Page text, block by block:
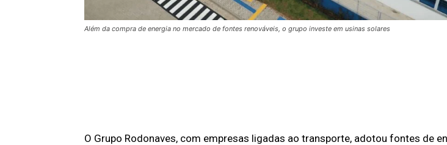
Além da compra de energia no mercado de fontes renováveis, o grupo investe em usinas solares
O Grupo Rodonaves, com empresas ligadas ao transporte, adotou fontes de